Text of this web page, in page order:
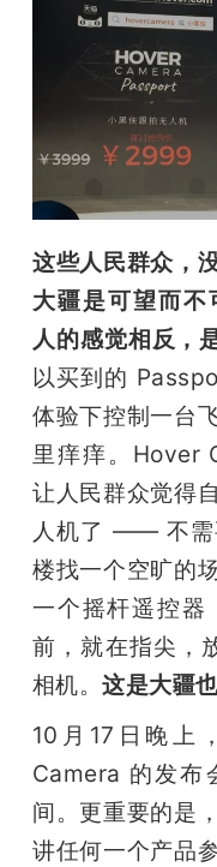
这些人民群众，
大疆是可望而
人的感觉相反，
以买到的
体验下控制一台
里痒痒。Hover
让人民群众觉得
人机了 —— 不需
楼找一个空旷的
一个摇杆遥控器
前，就在指尖
相机。这是大疆
10月17日晚上
Camera 的发布
间。更重要的是
讲任何一个产品